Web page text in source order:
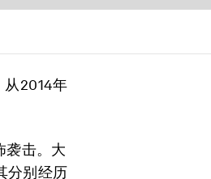
2014年
袭击。大
分别经历